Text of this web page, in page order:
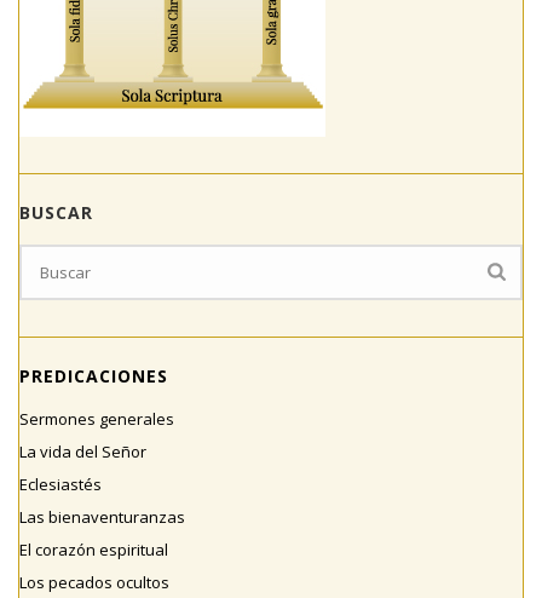
BUSCAR
PREDICACIONES
Sermones generales
La vida del Señor
Eclesiastés
Las bienaventuranzas
El corazón espiritual
Los pecados ocultos